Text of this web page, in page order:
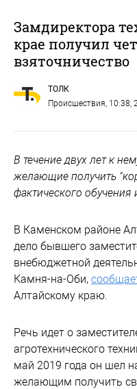
Замдиректора
крае получил
взяточничество
ТОЛК
Происшествия, 10:38,
В течение двух лет к
желающие получить
фактического обучения
В Каменском районе
дело бывшего
внебюджетной
Камня-на-Оби,
Алтайскому краю.
Речь идет о
агротехнического
май 2019 года он шел
желающим получить